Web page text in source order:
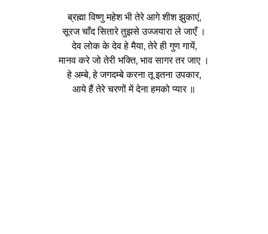
ब्रह्मा विष्णु महेश भी तेरे आगे शीश झुकाएं,
सूरज चाँद सितारे तुझसे उज्जयारा ले जाएँ ।
देव लोक के देव हे मैया, तेरे ही गुण गायें,
मानव करे जो तेरी भक्ति, भाव सागर तर जाए ।
हे अम्बे, हे जगदम्बे करना तू इतना उपकार,
आये हैं तेरे चरणों में देना हमको प्यार ॥